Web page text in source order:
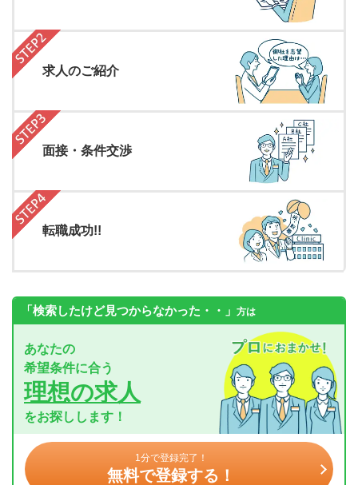
求人のご紹介
面接・条件交渉
転職成功!!
「検索したけど見つからなかった・・」 方は
あなたの
希望条件に合う
理想の求人
をお探しします！
1分で登録完了！
無料で登録する！